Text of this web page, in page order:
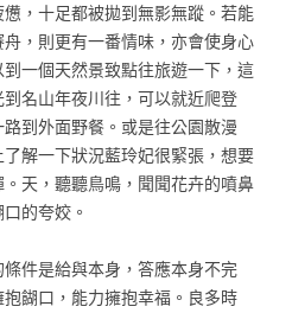
，十足都被拋到無影無蹤。若能
，則更有一番情味，亦會使身心
一個天然景致點往旅遊一下，這
名山年夜川往，可以就近爬登
到外面野餐。或是往公園散漫
解一下狀況藍玲妃很緊張，想要
天，聽聽鳥鳴，聞聞花卉的噴鼻
的夸姣。
件是給與本身，答應本身不完
餬口，能力擁抱幸福。良多時